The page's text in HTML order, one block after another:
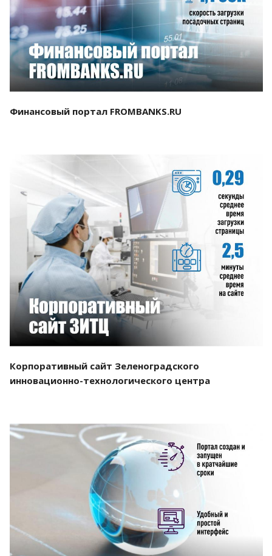
Смотреть проект
Финансовый портал FROMBANKS.RU
Смотреть проект
Корпоративный сайт Зеленоградского
инновационно-технологического центра
Смотреть проект